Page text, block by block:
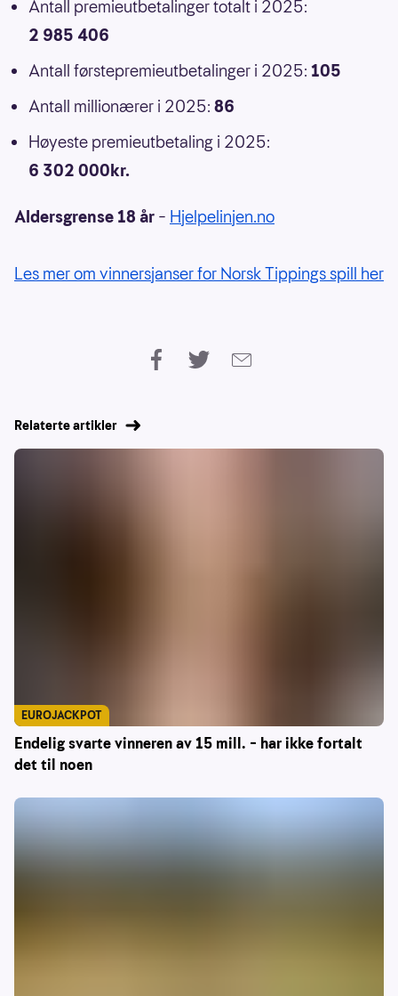
Antall premieutbetalinger totalt i 2025:
2 985 406
Antall førstepremieutbetalinger i 2025: 105
Antall millionærer i 2025: 86
Høyeste premieutbetaling i 2025:
6 302 000kr.
Aldersgrense 18 år – Hjelpelinjen.no
Les mer om vinnersjanser for Norsk Tippings spill her
Relaterte artikler
Endelig svarte vinneren av 15 mill. – har ikke fortalt
det til noen
EUROJACKPOT